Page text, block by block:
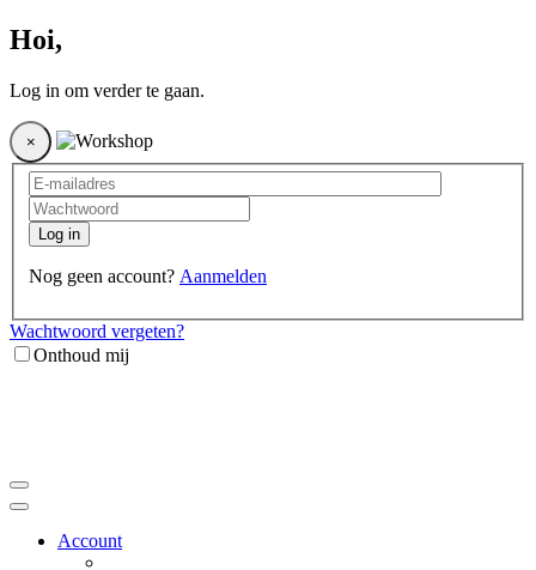
Hoi,
Log in om verder te gaan.
×
Log in
Nog geen account? Aanmelden
Wachtwoord vergeten?
Onthoud mij
Account